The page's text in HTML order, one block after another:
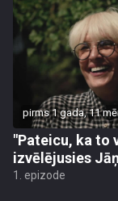
pirms 1 gada, 11
"Pateicu, ka to
izvēlējusies
1. epizode